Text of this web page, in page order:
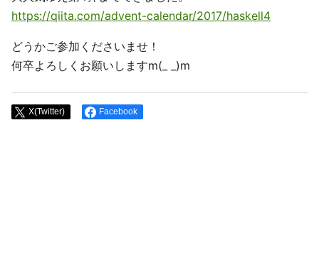
https://qiita.com/advent-calendar/2017/haskell4
どうかご参加くださいませ！
何卒よろしくお願いしますm(_ _)m
X(Twitter) Facebook